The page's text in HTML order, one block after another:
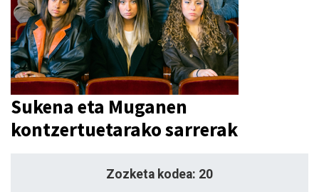
Sukena eta Muganen
kontzertuetarako sarrerak
Zozketa kodea: 20